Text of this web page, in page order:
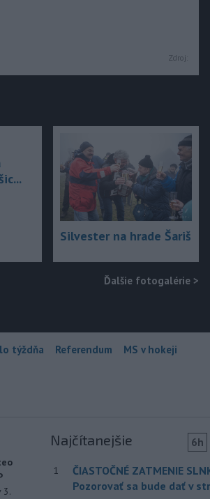
Zdroj:
Silvester na hrade Šariš
Ďalšie fotogalérie >
týždňa Referendum MS v hokeji
3.
Najčítanejšie 6h
1
ČIASTOČNÉ ZATMENIE
Pozorovať sa bude dať v